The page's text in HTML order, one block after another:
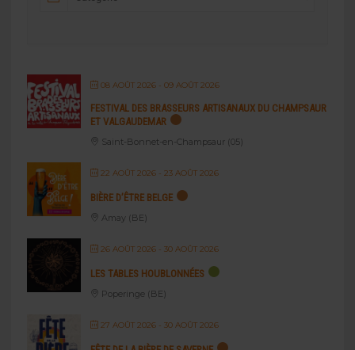
08 AOÛT 2026- 09 AOÛT 2026
FESTIVAL DES BRASSEURS ARTISANAUX DU CHAMPSAUR
ET VALGAUDEMAR
Saint-Bonnet-en-Champsaur (05)
22 AOÛT 2026- 23 AOÛT 2026
BIÈRE D’ÊTRE BELGE
Amay (BE)
26 AOÛT 2026- 30 AOÛT 2026
LES TABLES HOUBLONNÉES
Poperinge (BE)
27 AOÛT 2026- 30 AOÛT 2026